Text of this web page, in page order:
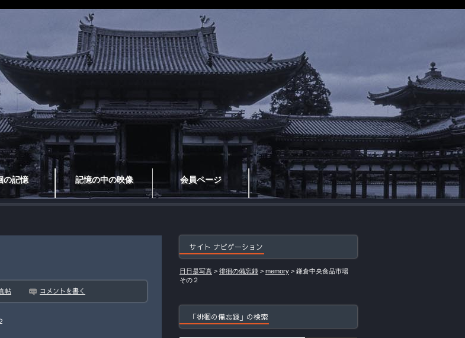
の記憶 記憶の中の映像 会員ページ
帖 コメントを書く
サイト ナビゲーション
日日是写真 > 徘徊の備忘録 > memory > 鎌倉中央食品市場
その２
「徘徊の備忘録」の検索